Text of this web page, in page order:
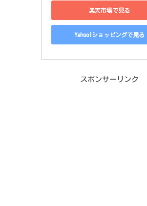
楽天市場で見る
Yahoo!ショッピングで見る
スポンサーリンク